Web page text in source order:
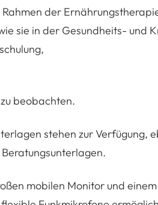
der
sie in der Gesundheits- und
beobachten.
stehen zur Verfügung,
mobilen Monitor und